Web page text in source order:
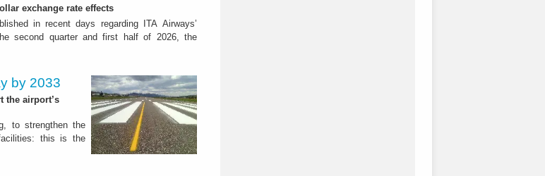
exchange rate effects
in recent days regarding ITA Airways’
second quarter and first half of 2026, the
by 2033
the airport’s
to strengthen the
this is the